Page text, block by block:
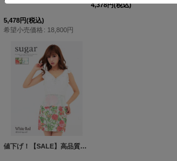
5,478円(税込)
希望小売価格 : 18,800円
4,378円(税込)
値下げ！【SALE】高品質☆高級ライン☆エレガントなフラワープリントが華やかなミニワンピースキャバドレス/ミニドレス[HC02]【B】